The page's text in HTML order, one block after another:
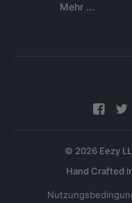
Mehr ...
© 2026 Eezy